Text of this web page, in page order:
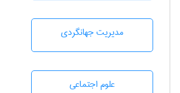
مديريت جهانگردی
علوم اجتماعی